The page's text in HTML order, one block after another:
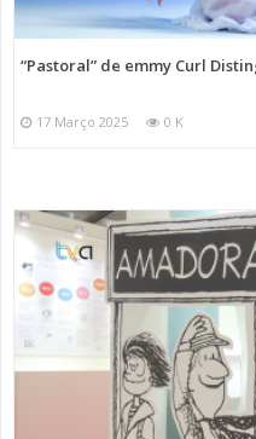
“Pastoral” de emmy Curl
17 Março 2025 0 K